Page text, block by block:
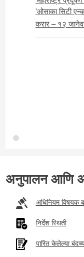
'ओसाका सिटी
करार – १२
अनुपालन आणि
अधिनियम विषयक
निर्देश स्थिती
पारित केलेल्या